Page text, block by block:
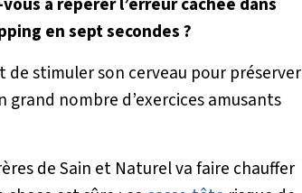
en sept secondes ?
stimuler son cerveau pour préserver
grand nombre d’exercices amusants
de Sain et Naturel va faire chauffer